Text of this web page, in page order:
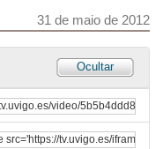
31 de maio de 2012
Ocultar
31 de maio de 2012
Novas técnicas de secuenciación do DNA e medicamento personalizado
Consideracións importantes en artrites idiopática xuvenil